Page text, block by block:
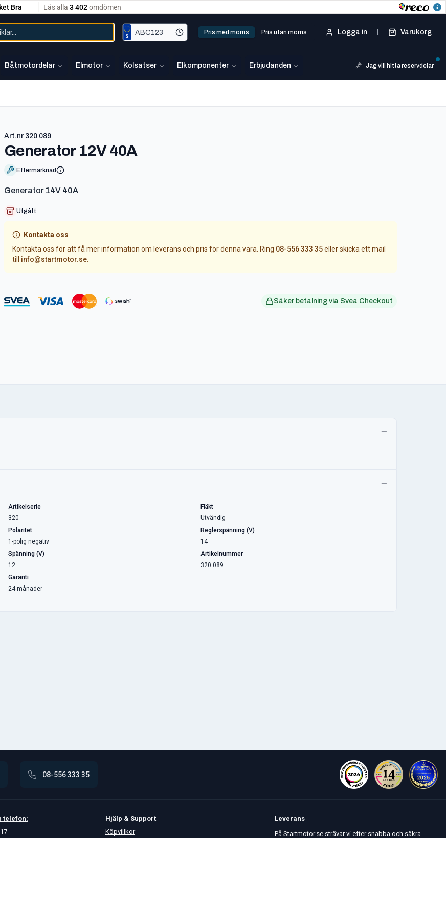
Pris med moms Pris utan moms Logga in Varukorg
Båtmotordelar Elmotor Kolsatser Elkomponenter Erbjudanden Jag vill hitta reservdelar
Art.nr 320 089
Generator 12V 40A-
Eftermarknad
Generator 14V 40A
Utgått
Kontakta oss
Kontakta oss för att få mer information om leverans och pris för denna vara. Ring 08-556 333 35eller skicka ett mail
till
info@startmotor.se
Säker betalning via Svea Checkout
Artikelserie
320
Fläkt
Utvändig
Polaritet
1-polig negativ
Reglerspänning (V)
14
Spänning (V)
12
Artikelnummer
320 089
Garanti
24 månader
08-556 333 35
telefon:
Hjälp & Support
Köpvillkor
Leverans
På Startmotor.se strävar vi efter snabba och säkra